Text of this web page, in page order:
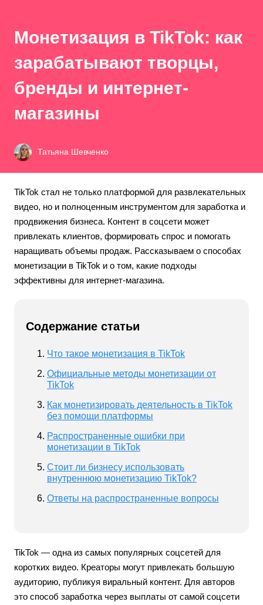
Монетизация в TikTok: как
зарабатывают творцы,
бренды и интернет-
магазины
Татьяна Шевченко
TikTok стал не только платформой для развлекательных
видео, но и полноценным инструментом для заработка и
продвижения бизнеса. Контент в соцсети может
привлекать клиентов, формировать спрос и помогать
наращивать объемы продаж. Рассказываем о способах
монетизации в TikTok и о том, какие подходы
эффективны для интернет-магазина.
Содержание статьи
Что такое монетизация в TikTok
Официальные методы монетизации от
TikTok
Как монетизировать деятельность в TikTok
без помощи платформы
Распространенные ошибки при
монетизации в TikTok
Стоит ли бизнесу использовать
внутреннюю монетизацию TikTok?
Ответы на распространенные вопросы
TikTok — одна из самых популярных соцсетей для
коротких видео. Креаторы могут привлекать большую
аудиторию, публикуя виральный контент. Для авторов
это способ заработка через выплаты от самой соцсети